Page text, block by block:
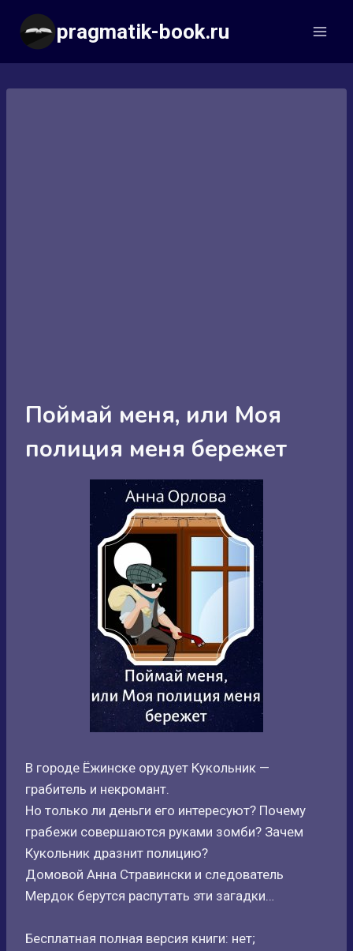
Перейти
содержимому
pragmatik-book.ru
Поймай меня, или Моя
полиция меня бережет
В городе Ёжинске орудует Кукольник —
грабитель и некромант.
Но только ли деньги его интересуют? Почему
грабежи совершаются руками зомби? Зачем
Кукольник дразнит полицию?
Домовой Анна Стравински и следователь
Мердок берутся распутать эти загадки…
Бесплатная полная версия книги: нет;